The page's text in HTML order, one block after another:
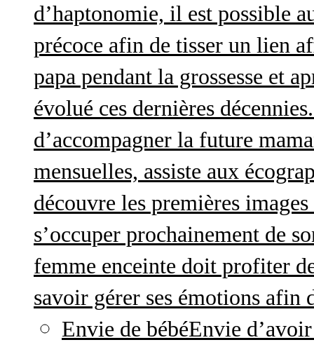
d’haptonomie, il est possible
précoce afin de tisser un lien
papa pendant la grossesse et
évolué ces dernières
d’accompagner la future
mensuelles, assiste aux
découvre les premières
s’occuper prochainement de
femme enceinte doit profiter
savoir gérer ses émotions
Envie de bébéEnvie